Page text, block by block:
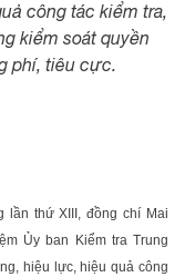
công tác kiểm tra,
kiểm soát quyền
phí, tiêu cực.
thứ XIII, đồng chí Mai
Ủy ban Kiểm tra Trung
hiệu lực, hiệu quả công